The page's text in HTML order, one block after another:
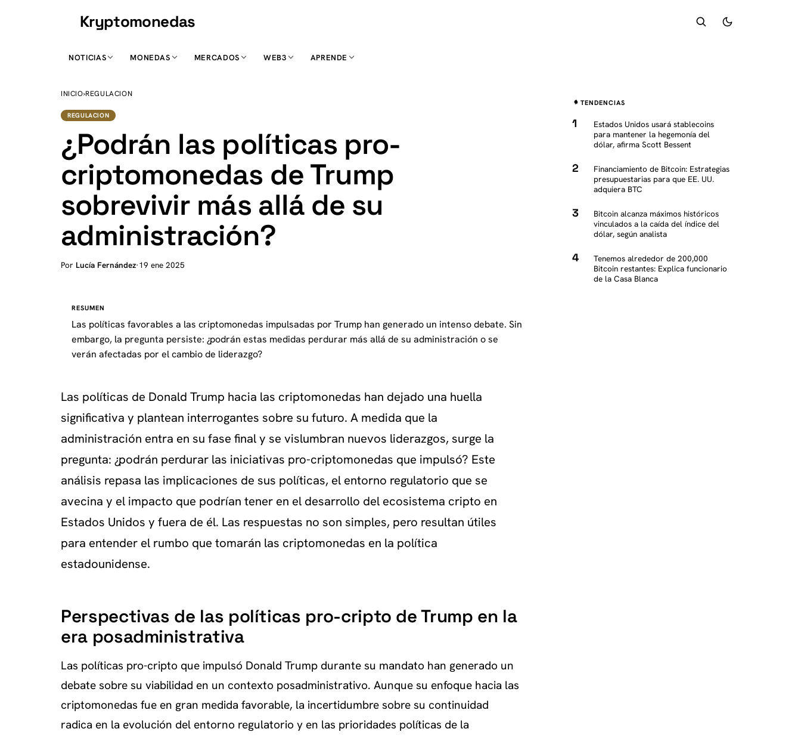
Kryptomonedas
NOTICIAS MONEDAS MERCADOS WEB3 APRENDE
INICIO›REGULACION
REGULACION
¿Podrán las políticas pro-
criptomonedas de Trump
sobrevivir más allá de su
administración?
Por Lucía Fernández·19 ene 2025
RESUMEN
Las políticas favorables a las criptomonedas impulsadas por Trump han generado un intenso debate. Sin
embargo, la pregunta persiste: ¿podrán estas medidas perdurar más allá de su administración o se
verán afectadas por el cambio de liderazgo?
Las políticas de Donald Trump hacia las criptomonedas han dejado una huella
significativa y plantean interrogantes sobre su futuro. A medida que la
administración entra en su fase final y se vislumbran nuevos liderazgos, surge la
pregunta: ¿podrán perdurar las iniciativas pro-criptomonedas que impulsó? Este
análisis repasa las implicaciones de sus políticas, el entorno regulatorio que se
avecina y el impacto que podrían tener en el desarrollo del ecosistema cripto en
Estados Unidos y fuera de él. Las respuestas no son simples, pero resultan útiles
para entender el rumbo que tomarán las criptomonedas en la política
estadounidense.
Perspectivas de las políticas pro-cripto de Trump en la
era posadministrativa
Las políticas pro-cripto que impulsó Donald Trump durante su mandato han generado un
debate sobre su viabilidad en un contexto posadministrativo. Aunque su enfoque hacia las
criptomonedas fue en gran medida favorable, la incertidumbre sobre su continuidad
radica en la evolución del entorno regulatorio y en las prioridades políticas de la
TENDENCIAS
Estados Unidos usará stablecoins
para mantener la hegemonía del
dólar, afirma Scott Bessent
Financiamiento de Bitcoin: Estrategias
presupuestarias para que EE. UU.
adquiera BTC
Bitcoin alcanza máximos históricos
vinculados a la caída del índice del
dólar, según analista
Tenemos alrededor de 200,000
Bitcoin restantes: Explica funcionario
de la Casa Blanca